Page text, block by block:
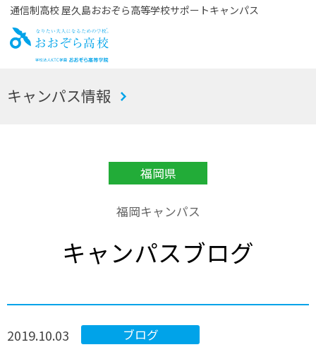
通信制高校 屋久島おおぞら高等学校サポートキャンパス
お
キャンパス情報
福岡県
福岡キャンパス
キャンパスブログ
ブログ
2019.10.03